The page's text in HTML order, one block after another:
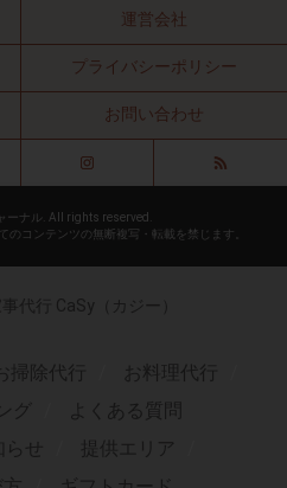
運営会社
プライバシーポリシー
お問い合わせ
ーナル. All rights reserved.
コンテンツの無断複写・転載を禁じます。
事代行 CaSy（カジー）
お掃除代行
お料理代行
よくある質問
らせ
提供エリア